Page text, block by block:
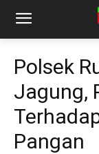
Polsek
Jagung,
Pangan